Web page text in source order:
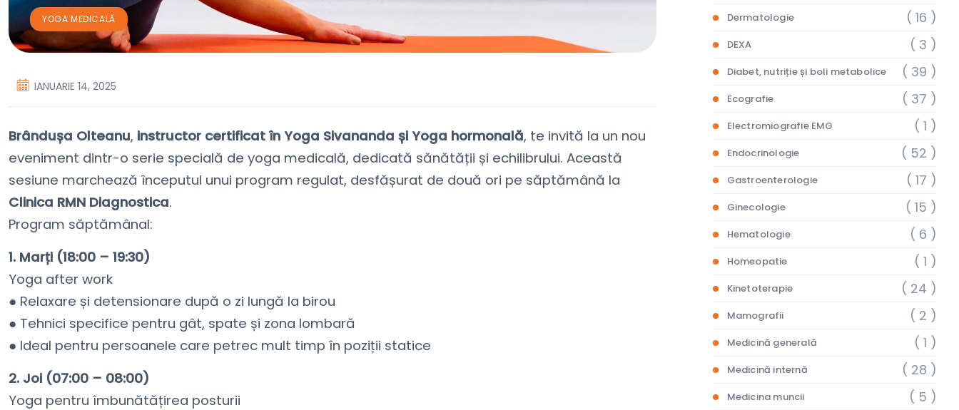
YOGA MEDICALĂ
IANUARIE 14, 2025
Brândușa Olteanu, instructor certificat în Yoga Sivananda și Yoga hormonală, te invită la un nou
eveniment dintr-o serie specială de yoga medicală, dedicată sănătății și echilibrului. Această
sesiune marchează începutul unui program regulat, desfășurat de două ori pe săptămână la
Clinica RMN Diagnostica.
Program săptămânal:
1. Marți (18:00 – 19:30)
Yoga after work
● Relaxare și detensionare după o zi lungă la birou
● Tehnici specifice pentru gât, spate și zona lombară
● Ideal pentru persoanele care petrec mult timp în poziții statice
2. Joi (07:00 – 08:00)
Yoga pentru îmbunătățirea posturii
Dermatologie ( 16 )
DEXA ( 3 )
Diabet, nutriție și boli metabolice ( 39 )
Ecografie ( 37 )
Electromiografie EMG ( 1 )
Endocrinologie ( 52 )
Gastroenterologie ( 17 )
Ginecologie ( 15 )
Hematologie ( 6 )
Homeopatie ( 1 )
Kinetoterapie ( 24 )
Mamografii ( 2 )
Medicină generală ( 1 )
Medicină internă ( 28 )
Medicina muncii ( 5 )